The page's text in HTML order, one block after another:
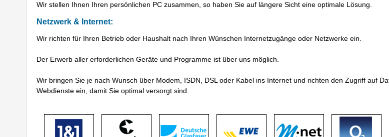
Wir stellen Ihnen Ihren persönlichen PC zusammen, so haben Sie auf längere Sicht eine optimale Lösung.
Netzwerk & Internet:
Wir richten für Ihren Betrieb oder Haushalt nach Ihren Wünschen Internetzugänge oder Netzwerke ein.
Der Erwerb aller erforderlichen Geräte und Programme ist über uns möglich.
Wir bringen Sie je nach Wunsch über Modem, ISDN, DSL oder Kabel ins Internet und richten den Zugriff auf
Webdienste ein, damit Sie optimal versorgt sind.